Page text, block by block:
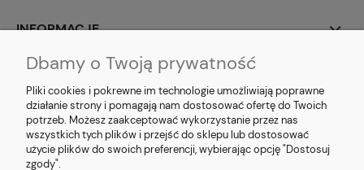
INFORMACJE
SOCIAL MEDIA
E-prezent.org|sprzedaz@e-prezent.org.pl| Tel.:511546060| NIP:
1133029322 | REGON: 388212193 | Skaryszewska 12, 03-802 Warszawa
Dbamy o Twoją prywatność
Pliki cookies i pokrewne im technologie umożliwiają poprawne
działanie strony i pomagają nam dostosować ofertę do Twoich
potrzeb. Możesz zaakceptować wykorzystanie przez nas
wszystkich tych plików i przejść do sklepu lub dostosować
użycie plików do swoich preferencji, wybierając opcję "Dostosuj
zgody".